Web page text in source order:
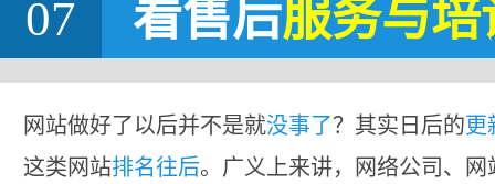
07 看售后服务与培
网站做好了以后并不是就没事了？其实日后的更
这类网站排名往后。广义上来讲，网络公司、